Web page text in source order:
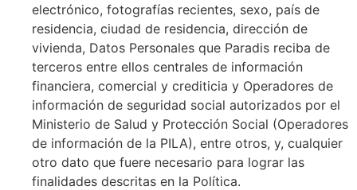
electrónico, fotografías recientes, sexo, país de
residencia, ciudad de residencia, dirección de
vivienda, Datos Personales que Paradis reciba de
terceros entre ellos centrales de información
financiera, comercial y crediticia y Operadores de
información de seguridad social autorizados por el
Ministerio de Salud y Protección Social (Operadores
de información de la PILA), entre otros, y, cualquier
otro dato que fuere necesario para lograr las
finalidades descritas en la Política.